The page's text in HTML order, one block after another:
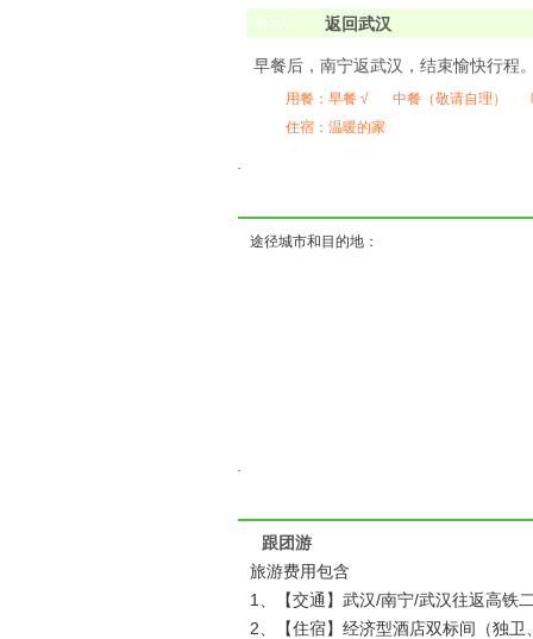
第5天 返回武汉
早餐后，南宁返武汉，结束愉快行程
用餐： 早餐 √ 中餐（敬请自理）
住宿：温暖的家
途径城市和目的地：
跟团游
旅游费用包含
1、【交通】武汉/南宁/武汉往返高铁
2、【住宿】经济型酒店双标间（独